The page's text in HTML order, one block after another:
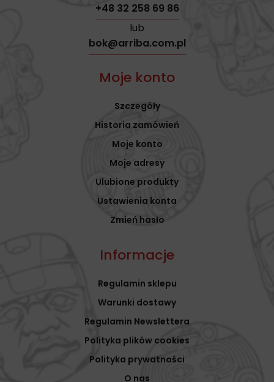
+48 32 258 69 86
lub
bok@arriba.com.pl
Moje konto
Szczegóły
Historia zamówień
Moje konto
Moje adresy
Ulubione produkty
Ustawienia konta
Zmień hasło
Informacje
Regulamin sklepu
Warunki dostawy
Regulamin Newslettera
Polityka plików cookies
Polityka prywatności
O nas